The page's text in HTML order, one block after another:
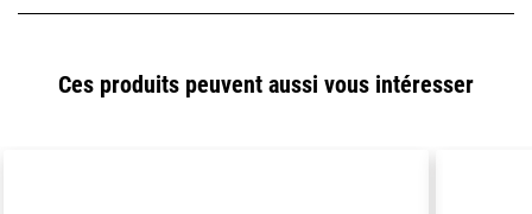
Ces produits peuvent aussi vous intéresser